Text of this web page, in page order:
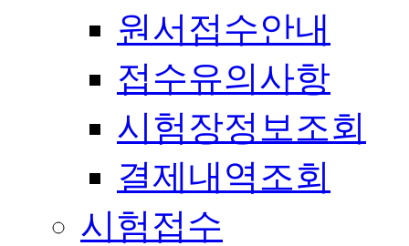
원서접수안내
접수유의사항
시험장정보조회
결제내역조회
시험접수